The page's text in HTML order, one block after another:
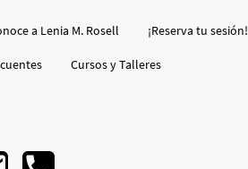
a Lenia M. Rosell ¡Reserva tu sesión!
Cursos y Talleres